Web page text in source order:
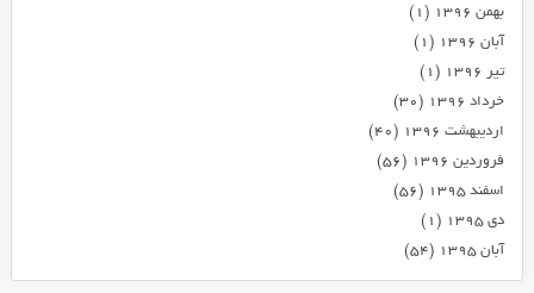
بهمن ۱۳۹۶
(۱)
آبان ۱۳۹۶
(۱)
تیر ۱۳۹۶
(۱)
خرداد ۱۳۹۶
(۳۰)
اردیبهشت ۱۳۹۶
(۴۰)
فروردین ۱۳۹۶
(۵۶)
اسفند ۱۳۹۵
(۵۶)
دی ۱۳۹۵
(۱)
آبان ۱۳۹۵
(۵۴)